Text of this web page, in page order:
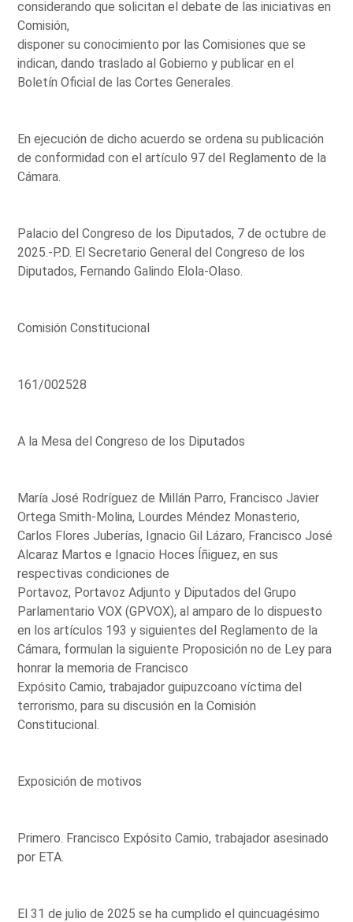
considerando que solicitan el debate de las iniciativas en
Comisión,
disponer su conocimiento por las Comisiones que se
indican, dando traslado al Gobierno y publicar en el
Boletín Oficial de las Cortes Generales.
En ejecución de dicho acuerdo se ordena su publicación
de conformidad con el artículo 97 del Reglamento de la
Cámara.
Palacio del Congreso de los Diputados, 7 de octubre de
2025.-P.D. El Secretario General del Congreso de los
Diputados, Fernando Galindo Elola-Olaso.
Comisión Constitucional
161/002528
A la Mesa del Congreso de los Diputados
María José Rodríguez de Millán Parro, Francisco Javier
Ortega Smith-Molina, Lourdes Méndez Monasterio,
Carlos Flores Juberías, Ignacio Gil Lázaro, Francisco José
Alcaraz Martos e Ignacio Hoces Íñiguez, en sus
respectivas condiciones de
Portavoz, Portavoz Adjunto y Diputados del Grupo
Parlamentario VOX (GPVOX), al amparo de lo dispuesto
en los artículos 193 y siguientes del Reglamento de la
Cámara, formulan la siguiente Proposición no de Ley para
honrar la memoria de Francisco
Expósito Camio, trabajador guipuzcoano víctima del
terrorismo, para su discusión en la Comisión
Constitucional.
Exposición de motivos
Primero. Francisco Expósito Camio, trabajador asesinado
por ETA.
El 31 de julio de 2025 se ha cumplido el quincuagésimo